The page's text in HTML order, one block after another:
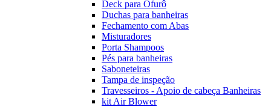
Deck para Ofurô
Duchas para banheiras
Fechamento com Abas
Misturadores
Porta Shampoos
Pés para banheiras
Saboneteiras
Tampa de inspeção
Travesseiros - Apoio de cabeça Banheiras
kit Air Blower